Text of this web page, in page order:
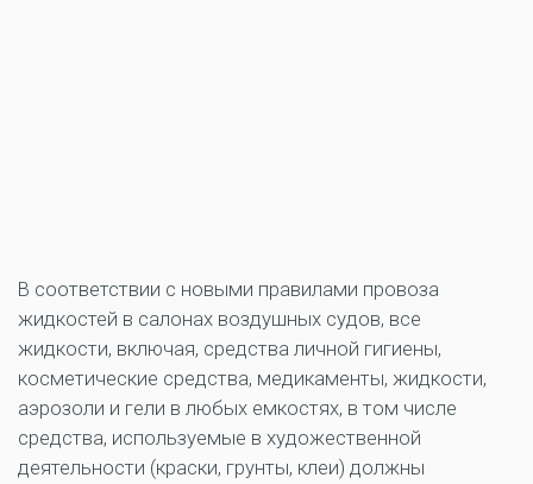
В соответствии с новыми правилами провоза
жидкостей в салонах воздушных судов, все
жидкости, включая, средства личной гигиены,
косметические средства, медикаменты, жидкости,
аэрозоли и гели в любых емкостях, в том числе
средства, используемые в художественной
деятельности (краски, грунты, клеи) должны